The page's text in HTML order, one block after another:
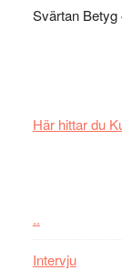
Svärtan
Här hittar du
..
Intervju